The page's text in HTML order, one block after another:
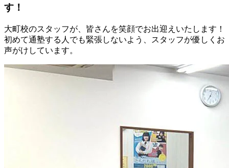
す！
大町校のスタッフが、皆さんを笑顔でお出迎えいたします！
初めて通塾する人でも緊張しないよう、スタッフが優しくお
声がけしています。